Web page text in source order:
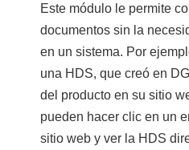
Este módulo le permite
documentos sin la
en un sistema. Por
una HDS, que creó en
del producto en su sitio
pueden hacer clic en un
sitio web y ver la HDS